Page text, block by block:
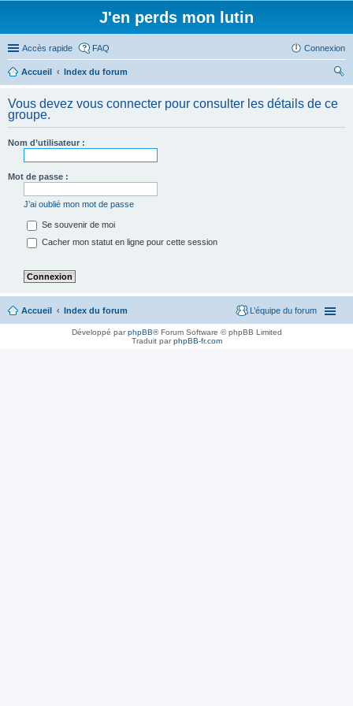
J'en perds mon lutin
Accès rapide FAQ Connexion
Accueil
Index du forum
her
ch
Vous devez vous connecter pour consulter les détails de ce
groupe.
Nom d’utilisateur :
Mot de passe :
J’ai oublié mon mot de passe
Se souvenir de moi
Cacher mon statut en ligne pour cette session
Accueil Index du forum L’équipe du forum
Développé parphpBB® Forum Software © phpBB Limited
Traduit parphpBB-fr.com